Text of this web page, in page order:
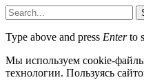
Type above and press Enterto
Мы используем cookie-
технологии. Пользуясь